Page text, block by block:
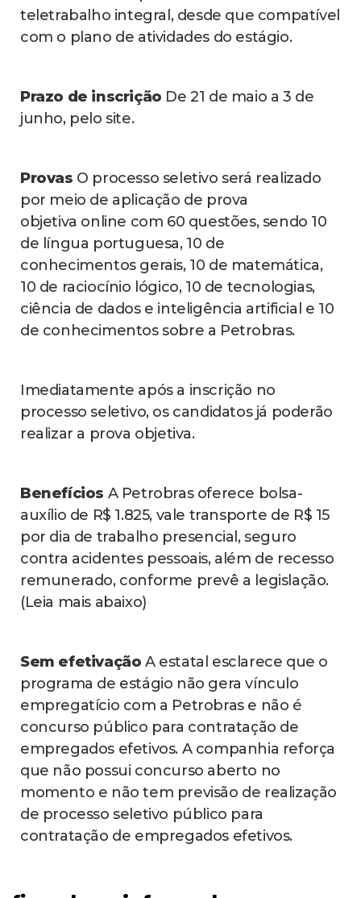
teletrabalho integral, desde que compatível
com o plano de atividades do estágio.
Prazo de inscrição De 21 de maio a 3 de
junho, pelo site.
Provas O processo seletivo será realizado
por meio de aplicação de prova
objetiva online com 60 questões, sendo 10
de língua portuguesa, 10 de
conhecimentos gerais, 10 de matemática,
10 de raciocínio lógico, 10 de tecnologias,
ciência de dados e inteligência artificial e 10
de conhecimentos sobre a Petrobras.
Imediatamente após a inscrição no
processo seletivo, os candidatos já poderão
realizar a prova objetiva.
Benefícios A Petrobras oferece bolsa-
auxílio de R$ 1.825, vale transporte de R$ 15
por dia de trabalho presencial, seguro
contra acidentes pessoais, além de recesso
remunerado, conforme prevê a legislação.
(Leia mais abaixo)
Sem efetivação A estatal esclarece que o
programa de estágio não gera vínculo
empregatício com a Petrobras e não é
concurso público para contratação de
empregados efetivos. A companhia reforça
que não possui concurso aberto no
momento e não tem previsão de realização
de processo seletivo público para
contratação de empregados efetivos.